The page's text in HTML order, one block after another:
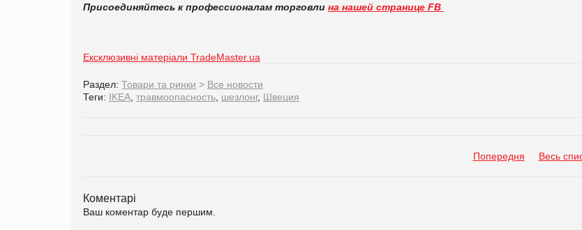
Присоединяйтесь к профессионалам торговли на нашей странице FB
Ексклюзивні матеріали TradeMaster.ua
Раздел: Товари та ринки > Все новости
Теги: IKEA травмоопасность шезлонг, Швеция
Попередня Весь
Коментарі
Ваш коментар буде першим.